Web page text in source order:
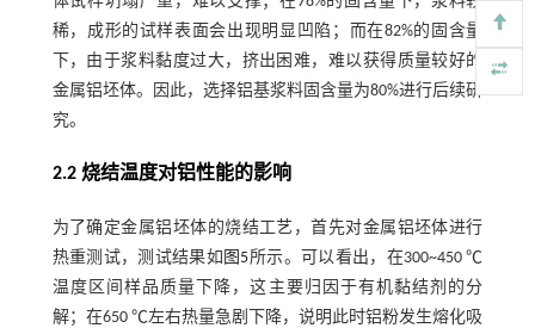
稀，成形的试样表面会出现明显凹陷；而在82%的固含量
下，由于浆料黏度过大，挤出困难，难以获得质量较好的
金属铝坯体。因此，选择铝基浆料固含量为80%进行后续研
究。
2.2 烧结温度对铝性能的影响
为了确定金属铝坯体的烧结工艺，首先对金属铝坯体进行
热重测试，测试结果如 图5所示。可以看出，在300~450 ℃
温度区间样品质量下降，这主要归因于有机黏结剂的分
解；在650 ℃左右热量急剧下降，说明此时铝粉发生熔化吸